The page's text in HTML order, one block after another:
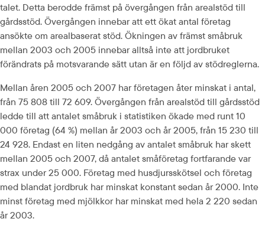
talet. Detta berodde främst på övergången från arealstöd till
gårdsstöd. Övergången innebar att ett ökat antal företag
ansökte om arealbaserat stöd. Ökningen av främst småbruk
mellan 2003 och 2005 innebar alltså inte att jordbruket
förändrats på motsvarande sätt utan är en följd av stödreglerna.
Mellan åren 2005 och 2007 har företagen åter minskat i antal,
från 75 808 till 72 609. Övergången från arealstöd till gårdsstöd
ledde till att antalet småbruk i statistiken ökade med runt 10
000 företag (64 %) mellan år 2003 och år 2005, från 15 230 till
24 928. Endast en liten nedgång av antalet småbruk har skett
mellan 2005 och 2007, då antalet småföretag fortfarande var
strax under 25 000. Företag med husdjursskötsel och företag
med blandat jordbruk har minskat konstant sedan år 2000. Inte
minst företag med mjölkkor har minskat med hela 2 220 sedan
år 2003.